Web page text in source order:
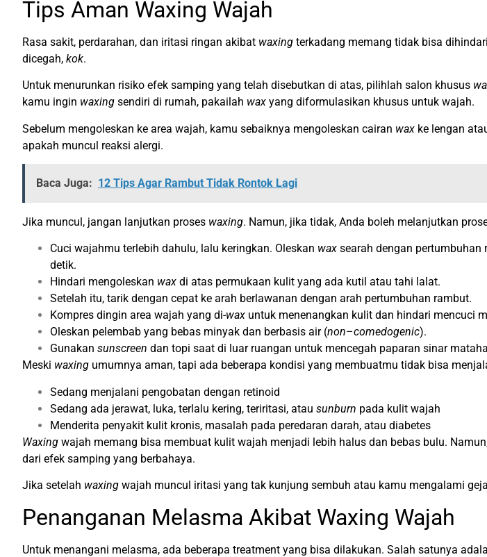
Tips Aman Waxing Wajah
Rasa sakit, perdarahan, dan iritasi ringan akibat waxing terkadang memang tidak bisa
dicegah, kok.
Untuk menurunkan risiko efek samping yang telah disebutkan di atas, pilihlah salon khusus
kamu ingin waxing sendiri di rumah, pakailah wax yang diformulasikan khusus untuk wajah.
Sebelum mengoleskan ke area wajah, kamu sebaiknya mengoleskan cairan wax ke lengan
apakah muncul reaksi alergi.
Baca Juga: 12 Tips Agar Rambut Tidak Rontok Lagi
Jika muncul, jangan lanjutkan proses waxing. Namun, jika tidak, Anda boleh melanjutkan
Cuci wajahmu terlebih dahulu, lalu keringkan. Oleskan wax searah dengan pertumbuhan
detik.
Hindari mengoleskan wax di atas permukaan kulit yang ada kutil atau tahi lalat.
Setelah itu, tarik dengan cepat ke arah berlawanan dengan arah pertumbuhan rambut.
Kompres dingin area wajah yang di-wax untuk menenangkan kulit dan hindari mencuci
Oleskan pelembab yang bebas minyak dan berbasis air (non–comedogenic).
Gunakan sunscreen dan topi saat di luar ruangan untuk mencegah paparan sinar
Meski waxing umumnya aman, tapi ada beberapa kondisi yang membuatmu tidak bisa
Sedang menjalani pengobatan dengan retinoid
Sedang ada jerawat, luka, terlalu kering, teriritasi, atau sunburn pada kulit wajah
Menderita penyakit kulit kronis, masalah pada peredaran darah, atau diabetes
Waxing wajah memang bisa membuat kulit wajah menjadi lebih halus dan bebas bulu.
dari efek samping yang berbahaya.
Jika setelah waxing wajah muncul iritasi yang tak kunjung sembuh atau kamu mengalami
Penanganan Melasma Akibat Waxing Wajah
Untuk menangani melasma, ada beberapa treatment yang bisa dilakukan. Salah satunya